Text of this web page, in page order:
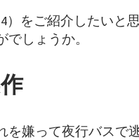
をご紹介したいと
しょうか。
嫌って夜行バスで